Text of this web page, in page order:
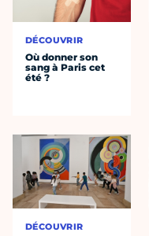
DÉCOUVRIR
Où donner son
sang à Paris cet
été ?
DÉCOUVRIR